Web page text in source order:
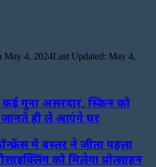
May 4, 2024Last Updated: May 4,
कई गुना असरदार, स्किन को
ही ले आएंगे घर
में बस्तर ने जीता पहला
को मिलेगा प्रोत्साहन